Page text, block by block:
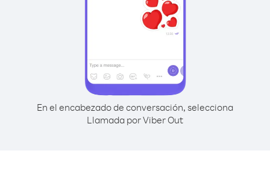
En el encabezado de conversación, selecciona
Llamada por Viber Out